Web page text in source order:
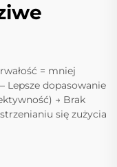
= mniej
Lepsze dopasowanie
→ Brak
się zużycia